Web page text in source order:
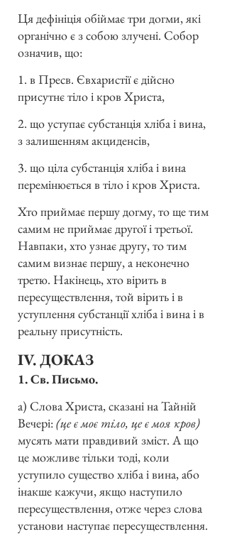
Ця дефініція обіймає три догми, які
органічно є з собою злучені. Собор
означив, що:
1. в Пресв. Євхаристії є дійсно
присутнє тіло і кров Христа,
2. що уступає субстанція хліба і вина,
з залишенням акциденсів,
3. що ціла субстанція хліба і вина
перемінюється в тіло і кров Христа.
Хто приймає першу догму, то ще тим
самим не приймає другої і третьої.
Навпаки, хто узнає другу, то тим
самим визнає першу, а неконечно
третю. Накінець, хто вірить в
пересуществлення, той вірить і в
уступлення субстанції хліба і вина і в
реальну присутність.
IV. ДОКАЗ
1. Св. Письмо.
а) Слова Христа, сказані на Тайній
Вечері:(це є моє тіло, це є моя кров)
мусять мати правдивий зміст. А що
це можливе тільки тоді, коли
уступило существо хліба і вина, або
інакше кажучи, якщо наступило
пересуществлення, отже через слова
установи наступає пересуществлення.